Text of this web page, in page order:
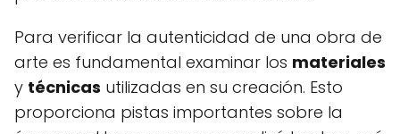
Para verificar la autenticidad de una obra de
arte es fundamental examinar los materiales
y técnicas utilizadas en su creación. Esto
proporciona pistas importantes sobre la